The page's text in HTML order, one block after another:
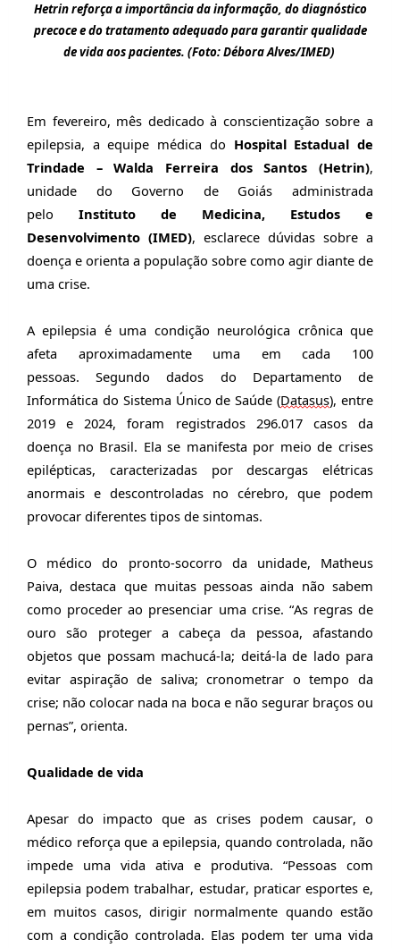
Hetrin reforça a importância da informação, do diagnóstico
precoce e do tratamento adequado para garantir qualidade
de vida aos pacientes. (Foto: Débora Alves/IMED)
Em fevereiro, mês dedicado à conscientização sobre a
epilepsia, a equipe médica do Hospital Estadual de
Trindade – Walda Ferreira dos Santos (Hetrin),
unidade do Governo de Goiás administrada
pelo Instituto de Medicina, Estudos e
Desenvolvimento (IMED), esclarece dúvidas sobre a
doença e orienta a população sobre como agir diante de
uma crise.
A epilepsia é uma condição neurológica crônica que
afeta aproximadamente uma em cada 100
pessoas.Segundo dados do Departamento de
Informática do Sistema Único de Saúde (Datasus), entre
2019 e 2024, foram registrados 296.017 casos da
doença no Brasil. Ela se manifesta por meio de crises
epilépticas, caracterizadas por descargas elétricas
anormais e descontroladas no cérebro, que podem
provocar diferentes tipos de sintomas.
O médico do pronto-socorro da unidade, Matheus
Paiva, destaca que muitas pessoas ainda não sabem
como proceder ao presenciar uma crise. “As regras de
ouro são proteger a cabeça da pessoa, afastando
objetos que possam machucá-la; deitá-la de lado para
evitar aspiração de saliva; cronometrar o tempo da
crise; não colocar nada na boca e não segurar braços ou
pernas”, orienta.
Qualidade de vida
Apesar do impacto que as crises podem causar, o
médico reforça que a epilepsia, quando controlada, não
impede uma vida ativa e produtiva. “Pessoas com
epilepsia podem trabalhar, estudar, praticar esportes e,
em muitos casos, dirigir normalmente quando estão
com a condição controlada. Elas podem ter uma vida